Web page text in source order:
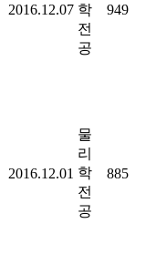
2016.12.07 학
전
공
949
2016.12.01
물
리
학
전
공
885